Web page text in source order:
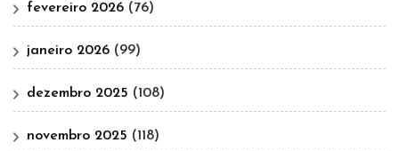
fevereiro 2026 (76)
janeiro 2026 (99)
dezembro 2025 (108)
novembro 2025 (118)